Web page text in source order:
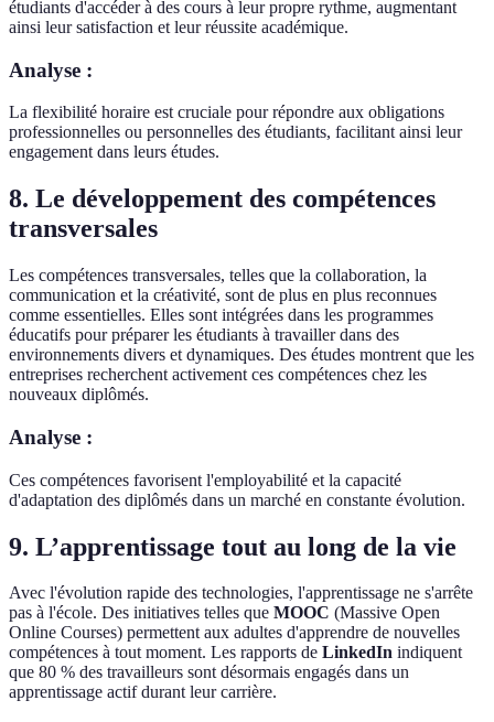
étudiants d'accéder à des cours à leur propre rythme, augmentant
ainsi leur satisfaction et leur réussite académique.
Analyse :
La flexibilité horaire est cruciale pour répondre aux obligations
professionnelles ou personnelles des étudiants, facilitant ainsi leur
engagement dans leurs études.
8. Le développement des compétences
transversales
Les compétences transversales, telles que la collaboration, la
communication et la créativité, sont de plus en plus reconnues
comme essentielles. Elles sont intégrées dans les programmes
éducatifs pour préparer les étudiants à travailler dans des
environnements divers et dynamiques. Des études montrent que les
entreprises recherchent activement ces compétences chez les
nouveaux diplômés.
Analyse :
Ces compétences favorisent l'employabilité et la capacité
d'adaptation des diplômés dans un marché en constante évolution.
9. L’apprentissage tout au long de la vie
Avec l'évolution rapide des technologies, l'apprentissage ne s'arrête
pas à l'école. Des initiatives telles que MOOC (Massive Open
Online Courses) permettent aux adultes d'apprendre de nouvelles
compétences à tout moment. Les rapports de LinkedIn indiquent
que 80 % des travailleurs sont désormais engagés dans un
apprentissage actif durant leur carrière.